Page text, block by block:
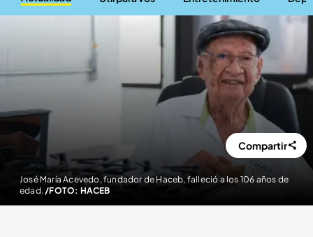
José María Acevedo, fundador de Haceb, falleció a los 106 años de
edad. /FOTO: HACEB
Compartir